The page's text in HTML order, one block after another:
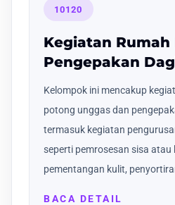
10120
Kegiatan Rumah
Pengepakan
Kelompok ini mencakup
potong unggas dan
termasuk kegiatan
seperti pemrosesan sisa
pementangan kulit,
BACA DETAIL